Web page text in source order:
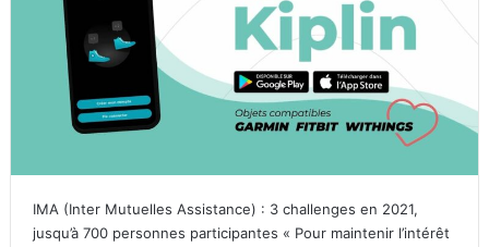
IMA (Inter Mutuelles Assistance) : 3 challenges en 2021,
jusqu’à 700 personnes participantes « Pour maintenir l’intérêt